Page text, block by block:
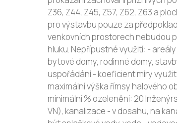
Z36, Z44, Z45, Z57, Z62, Z63 a
pro výstavbu pouze za
venkovních prostorech nebudou
hluku. Nepřípustné využití: -
bytové domy, rodinné domy,
uspořádání - koeficient míry
maximální výška římsy halového
minimální % ozelenění: 20
VN), kanalizace - v dosahu, na